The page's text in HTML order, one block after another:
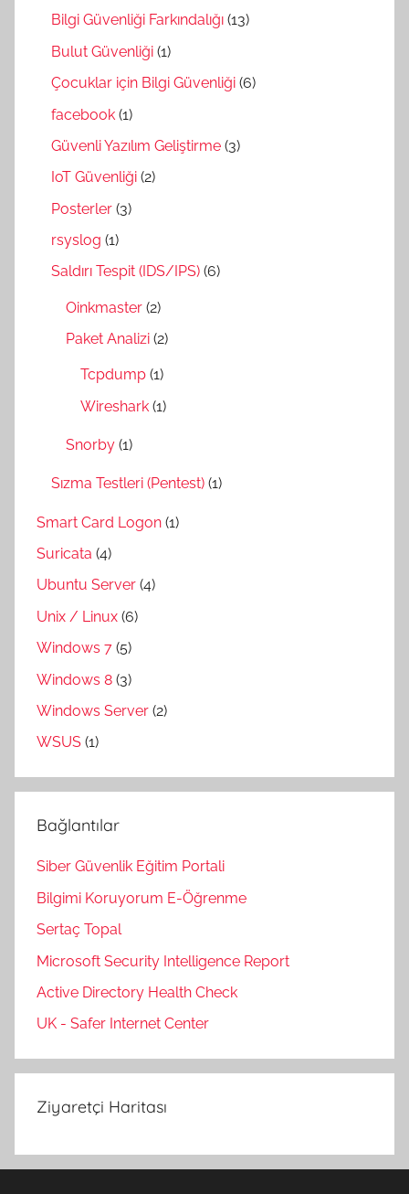
Bilgi Güvenliği Farkındalığı (13)
Bulut Güvenliği (1)
Çocuklar için Bilgi Güvenliği (6)
facebook (1)
Güvenli Yazılım Geliştirme (3)
IoT Güvenliği (2)
Posterler (3)
rsyslog (1)
Saldırı Tespit (IDS/IPS) (6)
Oinkmaster (2)
Paket Analizi (2)
Tcpdump (1)
Wireshark (1)
Snorby (1)
Sızma Testleri (Pentest) (1)
Smart Card Logon (1)
Suricata (4)
Ubuntu Server (4)
Unix / Linux (6)
Windows 7 (5)
Windows 8 (3)
Windows Server (2)
WSUS (1)
Bağlantılar
Siber Güvenlik Eğitim Portali
Bilgimi Koruyorum E-Öğrenme
Sertaç Topal
Microsoft Security Intelligence Report
Active Directory Health Check
UK - Safer Internet Center
Ziyaretçi Haritası